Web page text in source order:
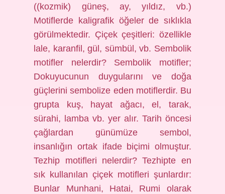
((kozmik) güneş, ay, yıldız, vb.)
Motiflerde kaligrafik öğeler de sıklıkla
görülmektedir. Çiçek çeşitleri: özellikle
lale, karanfil, gül, sümbül, vb. Sembolik
motifler nelerdir? Sembolik motifler;
Dokuyucunun duygularını ve doğa
güçlerini sembolize eden motiflerdir. Bu
grupta kuş, hayat ağacı, el, tarak,
sürahi, lamba vb. yer alır. Tarih öncesi
çağlardan günümüze sembol,
insanlığın ortak ifade biçimi olmuştur.
Tezhip motifleri nelerdir? Tezhipte en
sık kullanılan çiçek motifleri şunlardır:
Bunlar Munhani, Hatai, Rumi olarak